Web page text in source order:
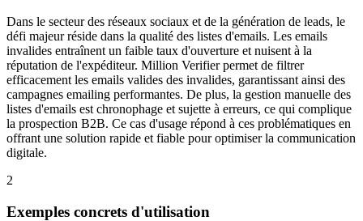
Dans le secteur des réseaux sociaux et de la génération de leads, le
défi majeur réside dans la qualité des listes d'emails. Les emails
invalides entraînent un faible taux d'ouverture et nuisent à la
réputation de l'expéditeur. Million Verifier permet de filtrer
efficacement les emails valides des invalides, garantissant ainsi des
campagnes emailing performantes. De plus, la gestion manuelle des
listes d'emails est chronophage et sujette à erreurs, ce qui complique
la prospection B2B. Ce cas d'usage répond à ces problématiques en
offrant une solution rapide et fiable pour optimiser la communication
digitale.
2
Exemples concrets d'utilisation